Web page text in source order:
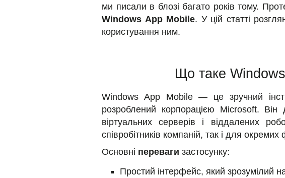
ми писали в блозі багато років тому.
Windows App Mobile. У цій статті
користування ним.
Що таке Windows
Windows App Mobile — це зручний
розроблений корпорацією Microsoft.
віртуальних серверів і віддалених
співробітників компаній, так і для
Основні переваги застосунку:
Простий інтерфейс, який зрозумілий